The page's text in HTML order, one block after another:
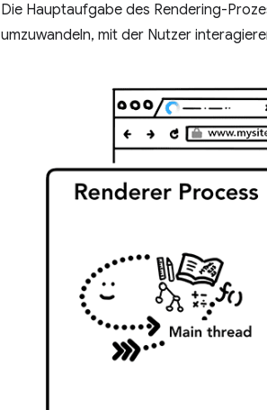
Die Hauptaufgabe des Rendering-
umzuwandeln, mit der Nutzer